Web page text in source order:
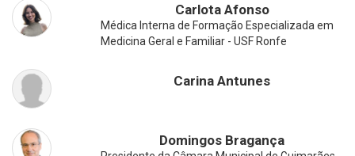
Carlota Afonso
Médica Interna de Formação Especializada em
Medicina Geral e Familiar - USF Ronfe
Carina Antunes
Domingos Bragança